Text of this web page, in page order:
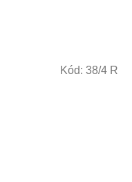
Kód: 38/4 R